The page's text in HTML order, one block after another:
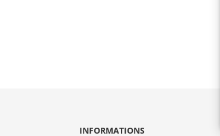
INFORMATIONS